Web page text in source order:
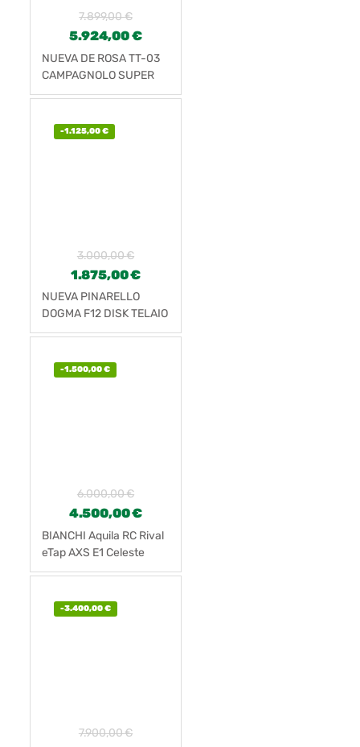
7.899,00€
5.924,00€
NUEVA DE ROSA TT-03
CAMPAGNOLO SUPER
RECORD EPS
-1.125,00€
3.000,00€
1.875,00€
NUEVA PINARELLO
DOGMA F12 DISK TELAIO
-1.500,00€
6.000,00€
4.500,00€
BIANCHI Aquila RC Rival
eTap AXS E1 Celeste
-3.400,00€
7.900,00€